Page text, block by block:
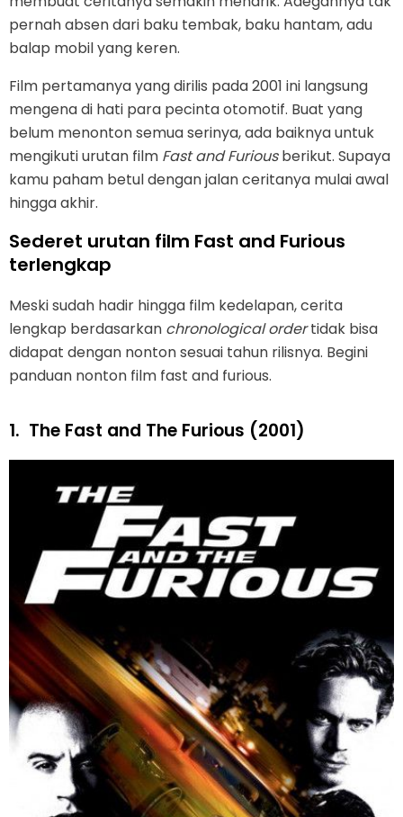
pernah absen dari baku tembak, baku hantam, adu
balap mobil yang keren.
Film pertamanya yang dirilis pada 2001 ini langsung
mengena di hati para pecinta otomotif. Buat yang
belum menonton semua serinya, ada baiknya untuk
mengikuti urutan film Fast and Furiousberikut. Supaya
kamu paham betul dengan jalan ceritanya mulai awal
hingga akhir.
Sederet urutan film Fast and Furious
terlengkap
Meski sudah hadir hingga film kedelapan, cerita
lengkap berdasarkan chronological ordertidak bisa
didapat dengan nonton sesuai tahun rilisnya. Begini
panduan nonton film fast and furious.
1. The Fast and The Furious (2001)